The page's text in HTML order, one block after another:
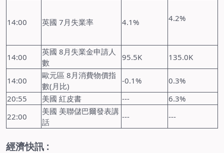
14:00 英國 7月失業率 4.1% 4.2%
14:00
英國 8月失業金申請人
數
95.5K 135.0K
14:00
歐元區 8月消費物價指
數(月比)
-0.1%
0.3%
20:55
美國 紅皮書 ---
6.3%
22:00
美國 美聯儲巴爾發表講
話
--- ---
經濟快訊 :